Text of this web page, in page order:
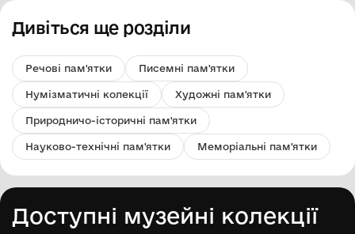
Дивіться ще розділи
Речові пам'ятки Писемні пам'ятки
Нумізматичні колекції Художні пам'ятки
Природничо-історичні пам'ятки
Науково-технічні пам'ятки Меморіальні пам'ятки
Доступні музейні колекції